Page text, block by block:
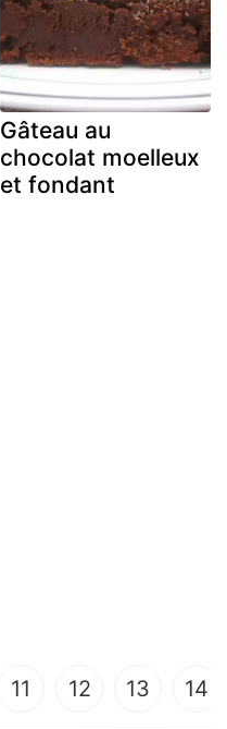
Gâteau au
chocolat moelleux
et fondant
11 12 13 14